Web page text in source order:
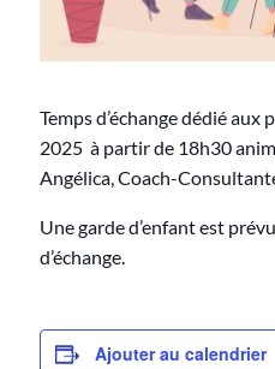
Temps d’échange dédié
2025 à partir de 18h30
Angélica, Coach-
Une garde d’enfant est
d’échange.
Ajouter au calendrier